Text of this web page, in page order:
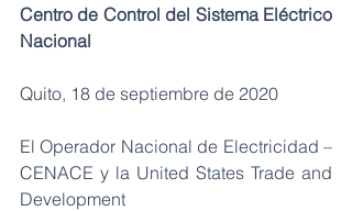
Centro de Control del Sistema Eléctrico
Nacional
Quito, 18 de septiembre de 2020
El Operador Nacional de Electricidad –
CENACE y la United States Trade and
Development